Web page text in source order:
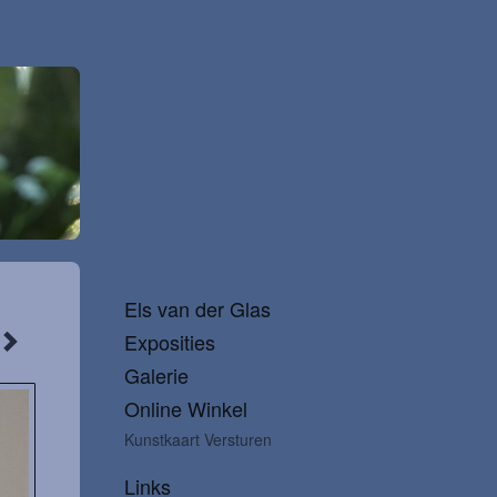
Els van der Glas
Exposities
Galerie
Online Winkel
Kunstkaart Versturen
Links